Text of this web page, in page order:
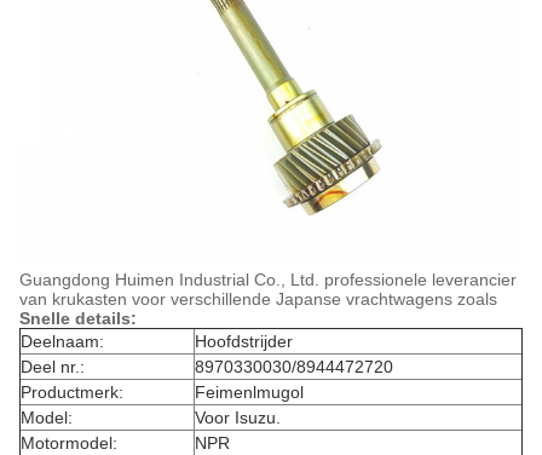
Guangdong Huimen Industrial Co., Ltd. professionele leverancier
van krukasten voor verschillende Japanse vrachtwagens zoals
Snelle details:
Deelnaam:
Hoofdstrijder
Deel nr.:
8970330030/8944472720
Productmerk:
Feimenlmugol
Model:
Voor Isuzu.
Motormodel:
NPR